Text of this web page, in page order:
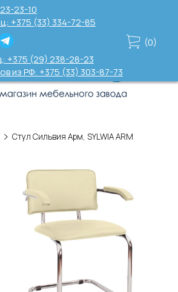
23-10
+375 (33) 334-72-85
+375 (29) 238-28-23
из РФ: +375 (33) 303-87-73
(0)
Стул Сильвия Арм, SYLWIA ARM